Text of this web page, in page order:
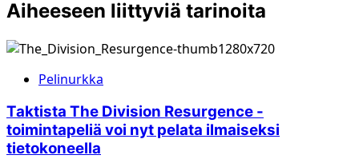
Aiheeseen liittyviä tarinoita
Pelinurkka
Taktista The Division Resurgence -
toimintapeliä voi nyt pelata ilmaiseksi
tietokoneella